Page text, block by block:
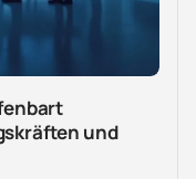
und